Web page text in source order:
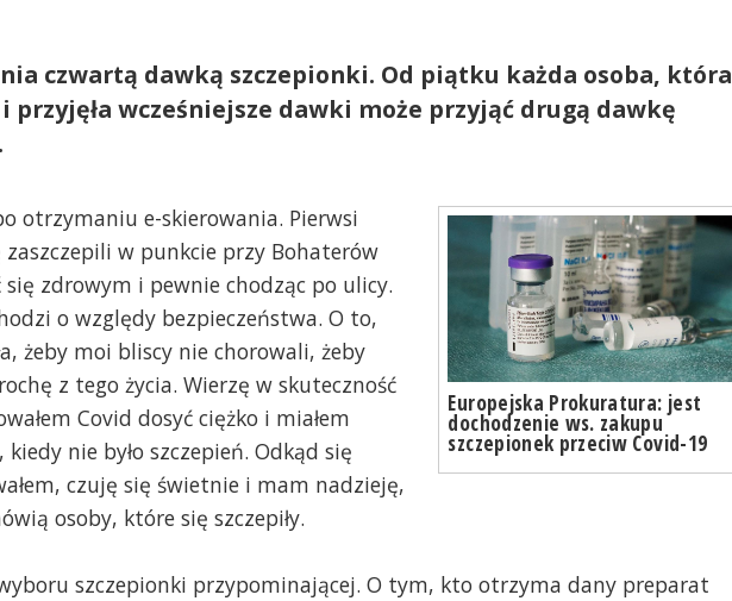
czwartą dawką szczepionki. Od piątku każda osoba, która
i przyjęła wcześniejsze dawki może przyjąć drugą dawkę
Europejska Prokuratura: jest
dochodzenie ws. zakupu
szczepionek przeciw Covid-19
otrzymaniu e-skierowania. Pierwsi
zaszczepili w punkcie przy Bohaterów
się zdrowym i pewnie chodząc po ulicy.
o względy bezpieczeństwa. O to,
żeby moi bliscy nie chorowali, żeby
z tego życia. Wierzę w skuteczność
Covid dosyć ciężko i miałem
kiedy nie było szczepień. Odkąd się
czuję się świetnie i mam nadzieję,
osoby, które się szczepiły.
szczepionki przypominającej. O tym, kto otrzyma dany preparat